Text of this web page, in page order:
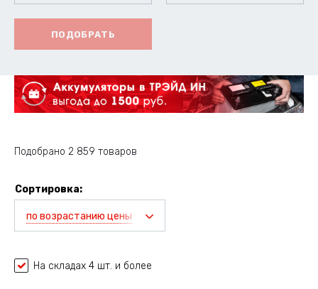
ПОДОБРАТЬ
Подобрано 2 859 товаров
Сортировка:
по возрастанию цены
На складах 4 шт. и более